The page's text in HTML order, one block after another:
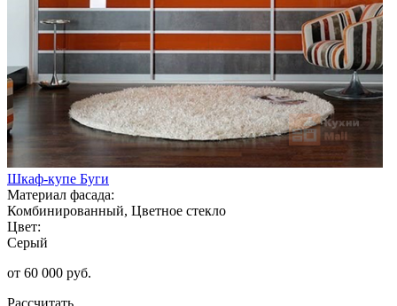
Шкаф-купе Буги
Материал фасада:
Комбинированный, Цветное стекло
Цвет:
Серый
от 60 000 руб.
Рассчитать